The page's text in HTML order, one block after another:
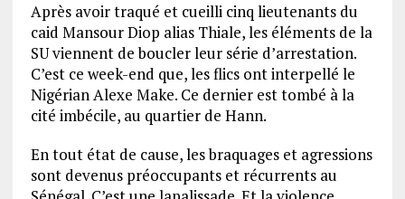
Après avoir traqué et cueilli cinq lieutenants du
caid Mansour Diop alias Thiale, les éléments de la
SU viennent de boucler leur série d’arrestation.
C’est ce week-end que, les flics ont interpellé le
Nigérian Alexe Make. Ce dernier est tombé à la
cité imbécile, au quartier de Hann.
En tout état de cause, les braquages et agressions
sont devenus préoccupants et récurrents au